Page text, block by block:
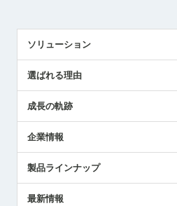
ソリューション
解決策提案
選ばれる理由
成長の軌跡
企業情報
ごあいさつ
製品ラインナップ
最新情報